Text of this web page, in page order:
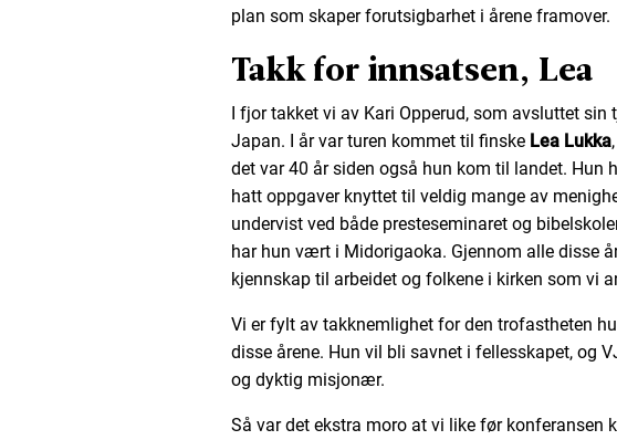
plan som skaper forutsigbarhet i årene framover.
Takk for innsatsen, Lea
I fjor takket vi av Kari Opperud, som avsluttet sin
Japan. I år var turen kommet til finske Lea Lukka
det var 40 år siden også hun kom til landet. Hun
hatt oppgaver knyttet til veldig mange av
undervist ved både presteseminaret og
har hun vært i Midorigaoka. Gjennom alle disse
kjennskap til arbeidet og folkene i kirken som vi
Vi er fylt av takknemlighet for den trofastheten
disse årene. Hun vil bli savnet i fellesskapet, og
og dyktig misjonær.
Så var det ekstra moro at vi like før konferansen